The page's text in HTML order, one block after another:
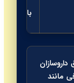
بالا
مانند